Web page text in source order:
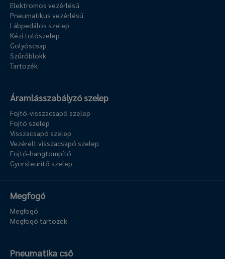
Elektromos vezérlésű
Pneumatikus vezérlésű
Lábpedálos szelep
Kézi tolószelep
Golyóscsap
Szűrőblokk
Tartozék
Áramlásszabályzó szelep
Fojtó-visszacsapó szelep
Fojtó szelep
Visszacsapó szelep
Vezérelt visszacsapó szelep
Fojtó-hangtompító
Gyorsleürítő szelep
Megfogó
Megfogó
Megfogó tartozék
Pneumatika cső